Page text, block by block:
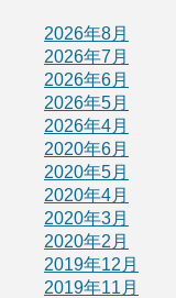
2026年8月
2026年7月
2026年6月
2026年5月
2026年4月
2020年6月
2020年5月
2020年4月
2020年3月
2020年2月
2019年12月
2019年11月